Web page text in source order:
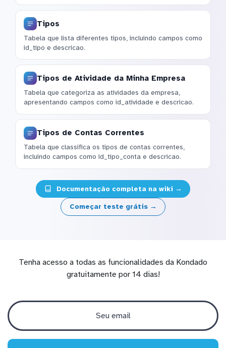
Tipos
Tabela que lista diferentes tipos, incluindo campos como
id_tipo e descricao.
Tipos de Atividade da Minha Empresa
Tabela que categoriza as atividades da empresa,
apresentando campos como id_atividade e descricao.
Tipos de Contas Correntes
Tabela que classifica os tipos de contas correntes,
incluindo campos como id_tipo_conta e descricao.
Documentação completa na wiki →
Começar teste grátis →
Tenha acesso a todas as funcionalidades da Kondado
gratuitamente por 14 dias!